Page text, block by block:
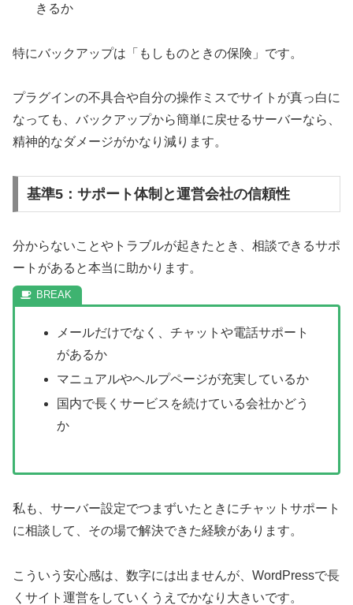
きるか
特にバックアップは「もしものときの保険」です。
プラグインの不具合や自分の操作ミスでサイトが真っ白に
なっても、バックアップから簡単に戻せるサーバーなら、
精神的なダメージがかなり減ります。
基準5：サポート体制と運営会社の信頼性
分からないことやトラブルが起きたとき、相談できるサポ
ートがあると本当に助かります。
メールだけでなく、チャットや電話サポート
があるか
マニュアルやヘルプページが充実しているか
国内で長くサービスを続けている会社かどう
か
私も、サーバー設定でつまずいたときにチャットサポート
に相談して、その場で解決できた経験があります。
こういう安心感は、数字には出ませんが、WordPressで長
くサイト運営をしていくうえでかなり大きいです。